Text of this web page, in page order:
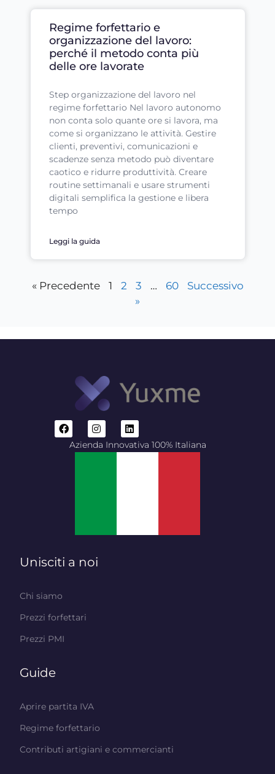
Regime forfettario e
organizzazione del lavoro:
perché il metodo conta più
delle ore lavorate
Step organizzazione del lavoro nel
regime forfettario Nel lavoro autonomo
non conta solo quante ore si lavora, ma
come si organizzano le attività. Gestire
clienti, preventivi, comunicazioni e
scadenze senza metodo può diventare
caotico e ridurre produttività. Creare
routine settimanali e usare strumenti
digitali semplifica la gestione e libera
tempo
Leggi la guida
« Precedente 1 2 3 … 60
Successivo
»
Azienda Innovativa 100% Italiana
Unisciti a noi
Chi siamo
Prezzi forfettari
Prezzi PMI
Guide
Aprire partita IVA
Regime forfettario
Contributi artigiani e commercianti